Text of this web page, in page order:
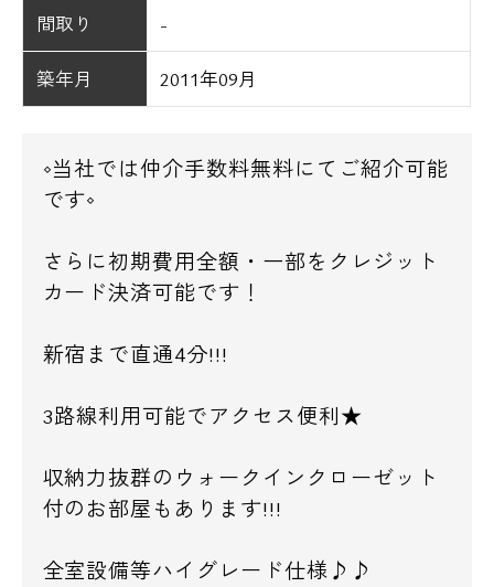
間取り -
築年月 2011年09月
◇当社では仲介手数料無料にてご紹介可能
です◇
さらに初期費用全額・一部をクレジット
カード決済可能です！
新宿まで直通4分!!!
3路線利用可能でアクセス便利★
収納力抜群のウォークインクローゼット
付のお部屋もあります!!!
全室設備等ハイグレード仕様♪♪